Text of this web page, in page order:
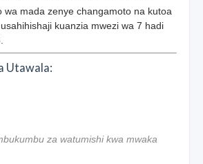
wa mada zenye changamoto na kutoa
kuanzia mwezi wa 7 hadi
Utawala:
za watumishi kwa mwaka